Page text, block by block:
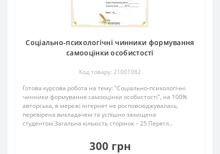
Соціально-психологічні чинники формування
самооцінки особистості
Код товару: 21001082
Готова курсова робота на тему: "Соціально-психологічні
чинники формування самооцінки особистості", на 100%
авторська, в мережі інтернет не росповсюджувалась,
перевірена викладачем та успішно захищена
студентом.Загальна кількість сторінок – 25 Перегл..
300 грн